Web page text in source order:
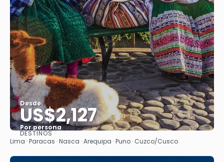
Desde
US$2,127
Por persona
Ver
DESTINOS
Lima · Paracas · Nasca · Arequipa · Puno · Cuzco/Cusco